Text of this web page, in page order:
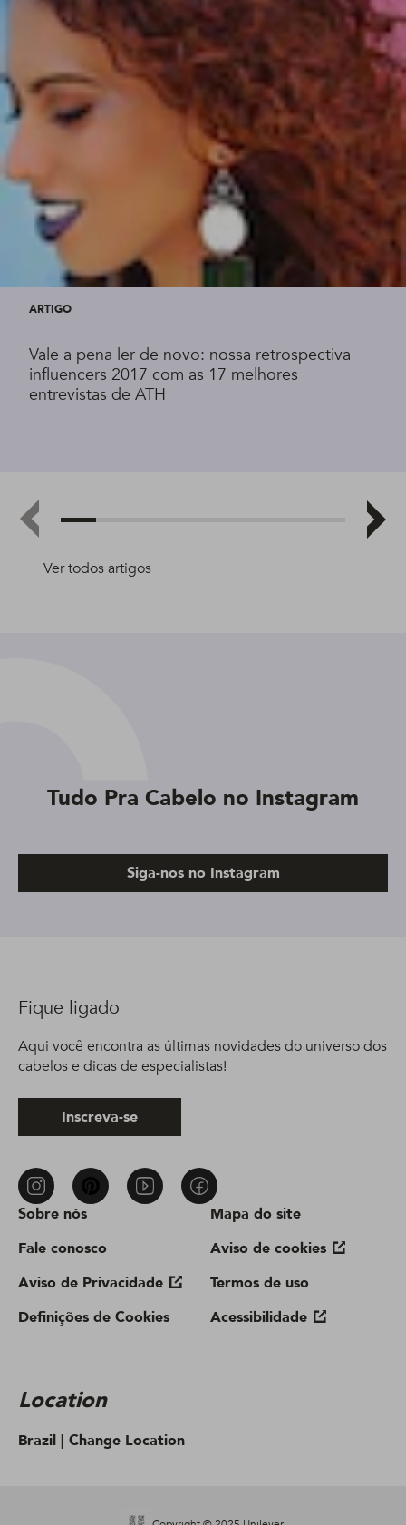
Ver todos artigos
ARTIGO
Vale a pena ler de novo: nossa retrospectiva
influencers 2017 com as 17 melhores
entrevistas de ATH
Tudo Pra Cabelo no Instagram
Siga-nos no Instagram
Sobre nós
Fale conosco
Aviso de Privacidade
Definições de Cookies
Mapa do site
Aviso de cookies
Termos de uso
Acessibilidade
Location
Brazil | Change Location
Fique ligado
Aqui você encontra as últimas novidades do universo dos
cabelos e dicas de especialistas!
Inscreva-se